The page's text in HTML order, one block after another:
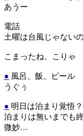
あうー
電話
土曜は台風じゃない
こまったね、こりゃ
● 風呂、飯、ビール
うぐぅ
● 明日は泊まり覚悟？
泊まりは無いまでも
微妙…